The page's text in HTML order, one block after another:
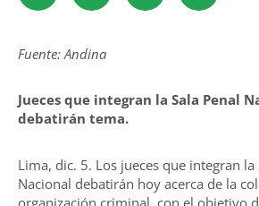
Fuente: Andina
Jueces que integran la Sala Penal
debatirán tema.
Lima, dic. 5. Los jueces que integran la
Nacional debatirán hoy acerca de la
organización criminal, con el objetivo